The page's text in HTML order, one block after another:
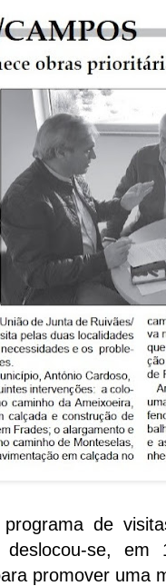
de
deslocou-se,
promover uma